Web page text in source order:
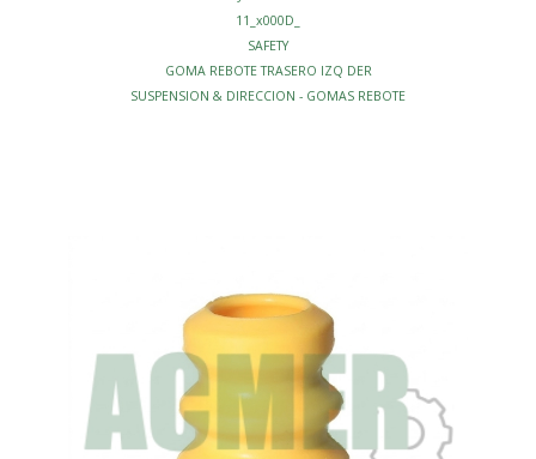
11_x000D_
SAFETY
GOMA REBOTE TRASERO IZQ DER
SUSPENSION & DIRECCION - GOMAS REBOTE